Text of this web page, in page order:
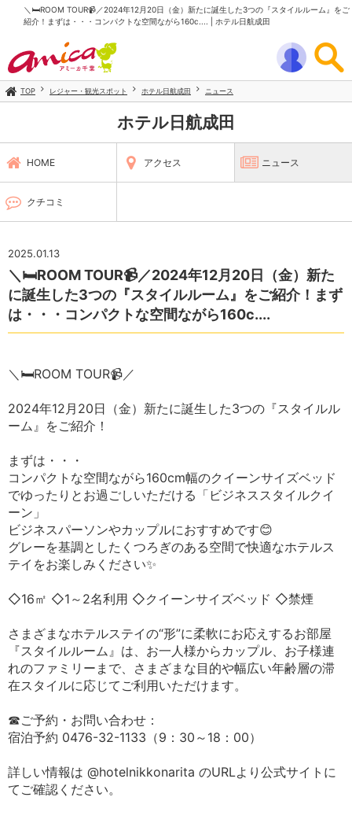
＼🛏ROOM TOUR📹／2024年12月20日（金）新たに誕生した3つの『スタイルルーム』をご
紹介！まずは・・・コンパクトな空間ながら160c.... | ホテル日航成田
TOP レジャー・観光スポット ホテル日航成田 ニュース
ホテル日航成田
HOME アクセス ニュース
クチコミ
2025.01.13
＼🛏ROOM TOUR📹／2024年12月20日（金）新た
に誕生した3つの『スタイルルーム』をご紹介！まず
は・・・コンパクトな空間ながら160c....
＼🛏ROOM TOUR📹／
2024年12月20日（金）新たに誕生した3つの『スタイルル
ーム』をご紹介！
まずは・・・
コンパクトな空間ながら160cm幅のクイーンサイズベッド
でゆったりとお過ごしいただける「ビジネススタイルクイ
ーン」
ビジネスパーソンやカップルにおすすめです😊
グレーを基調としたくつろぎのある空間で快適なホテルス
テイをお楽しみください✨
◇16㎡ ◇1～2名利用 ◇クイーンサイズベッド ◇禁煙
さまざまなホテルステイの“形”に柔軟にお応えするお部屋
『スタイルルーム』は、お一人様からカップル、お子様連
れのファミリーまで、さまざまな目的や幅広い年齢層の滞
在スタイルに応じてご利用いただけます。
☎ご予約・お問い合わせ：
宿泊予約 0476-32-1133（9：30～18：00）
詳しい情報は @hotelnikkonarita のURLより公式サイトに
てご確認ください。